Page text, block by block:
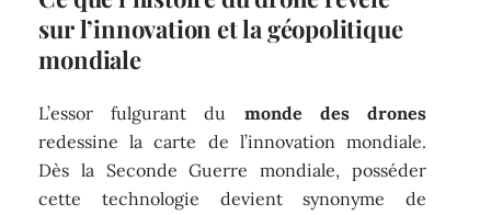
sur l’innovation et la géopolitique
mondiale
L’essor fulgurant du monde des drones
redessine la carte de l’innovation mondiale.
Dès la Seconde Guerre mondiale, posséder
cette technologie devient synonyme de